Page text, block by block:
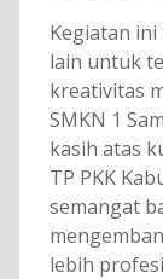
Kegiatan
lain untuk
kreativitas
SMKN 1
kasih atas
TP PKK
semangat
lebih